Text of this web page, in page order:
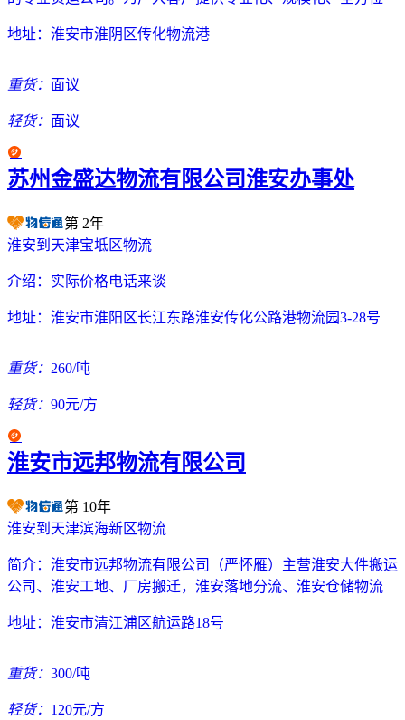
地址： 淮安市淮阴区传化物流港
重货： 面议
轻货： 面议
苏州金盛达物流有限公司淮安办事处
第 2年
淮安到天津宝坻区物流
介绍： 实际价格电话来谈
地址： 淮安市淮阳区长江东路淮安传化公路港物流园3-28号
重货： 260/吨
轻货： 90元/方
淮安市远邦物流有限公司
第 10年
淮安到天津滨海新区物流
简介： 淮安市远邦物流有限公司（严怀雁）主营淮安大件搬运
公司、淮安工地、厂房搬迁，淮安落地分流、淮安仓储物流
地址： 淮安市清江浦区航运路18号
重货： 300/吨
轻货： 120元/方